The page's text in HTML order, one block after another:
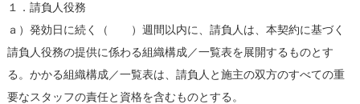
１．請負人役務
ａ）発効日に続く（ ）週間以内に、請負人は、本契約に基づく
請負人役務の提供に係わる組織構成／一覧表を展開するものとす
る。かかる組織構成／一覧表は、請負人と施主の双方のすべての重
要なスタッフの責任と資格を含むものとする。